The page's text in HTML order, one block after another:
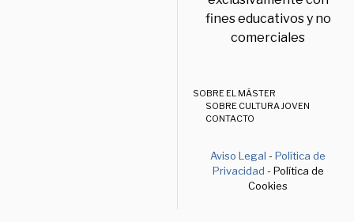
fines educativos y no
comerciales
SOBRE EL MÁSTER
SOBRE CULTURA JOVEN
CONTACTO
Aviso Legal -Política de
Privacidad - Política de
Cookies